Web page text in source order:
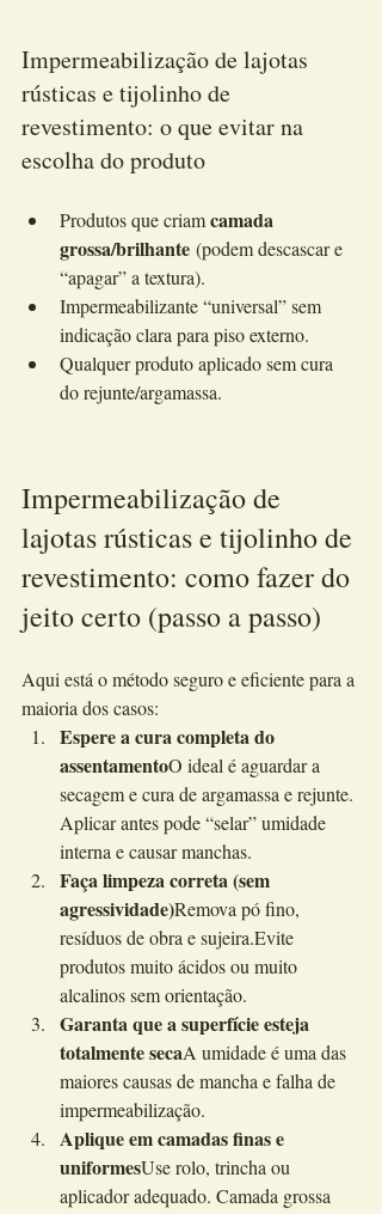
Impermeabilização de lajotas
rústicas e tijolinho de
revestimento: o que evitar na
escolha do produto
Produtos que criam camada
grossa/brilhante (podem descascar e
“apagar” a textura).
Impermeabilizante “universal” sem
indicação clara para piso externo.
Qualquer produto aplicado sem cura
do rejunte/argamassa.
Impermeabilização de
lajotas rústicas e tijolinho de
revestimento: como fazer do
jeito certo (passo a passo)
Aqui está o método seguro e eficiente para a
maioria dos casos:
Espere a cura completa do
assentamentoO ideal é aguardar a
secagem e cura de argamassa e rejunte.
Aplicar antes pode “selar” umidade
interna e causar manchas.
Faça limpeza correta (sem
agressividade)Remova pó fino,
resíduos de obra e sujeira.Evite
produtos muito ácidos ou muito
alcalinos sem orientação.
Garanta que a superfície esteja
totalmente secaA umidade é uma das
maiores causas de mancha e falha de
impermeabilização.
Aplique em camadas finas e
uniformesUse rolo, trincha ou
aplicador adequado. Camada grossa